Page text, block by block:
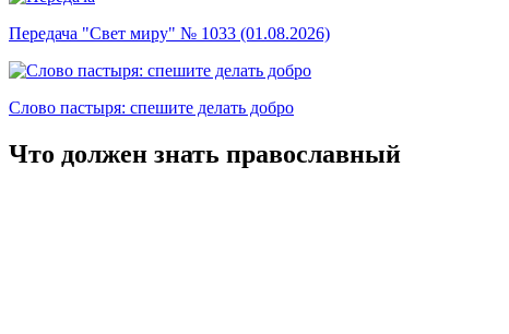
Передача "Свет миру" № 1033 (01.08.2026)
Слово пастыря: спешите делать добро
Что должен знать православный